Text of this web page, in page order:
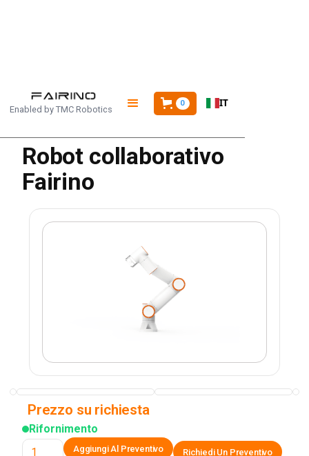
Enabled by TMC Robotics
0 IT
Robot collaborativo
Fairino
Prezzo su richiesta
Rifornimento
Richiedi Un Preventivo